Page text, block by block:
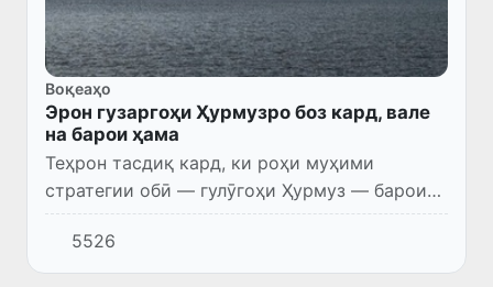
Воқеаҳо
Эрон гузаргоҳи Ҳурмузро боз кард, вале
на барои ҳама
Теҳрон тасдиқ кард, ки роҳи муҳими
стратегии обӣ — гулӯгоҳи Ҳурмуз — барои
аксари кишварҳои ҷаҳон боз боқӣ мемонад.
5526